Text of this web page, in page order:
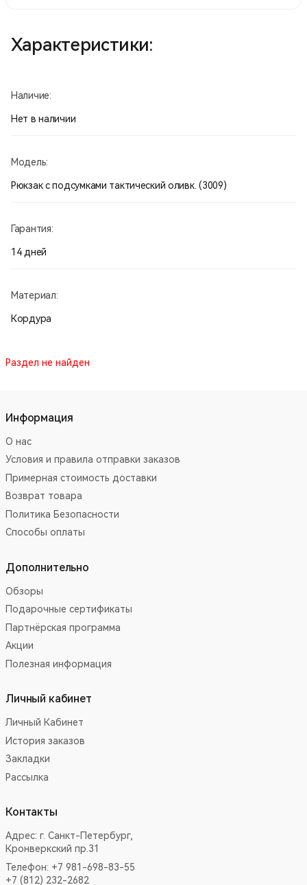
Характеристики:
Наличие:
Нет в наличии
Модель:
Рюкзак с подсумками тактический оливк. (3009)
Гарантия:
14 дней
Материал:
Кордура
Раздел не найден
Информация
О нас
Условия и правила отправки заказов
Примерная стоимость доставки
Возврат товара
Политика Безопасности
Способы оплаты
Дополнительно
Обзоры
Подарочные сертификаты
Партнёрская программа
Акции
Полезная информация
Личный кабинет
Личный Кабинет
История заказов
Закладки
Рассылка
Контакты
Адрес: г. Санкт-Петербург,
Кронверкский пр.31
Телефон: +7 981-698-83-55
+7 (812) 232-2682